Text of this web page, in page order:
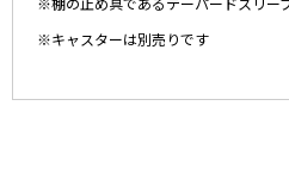
※キャスターは別売りです